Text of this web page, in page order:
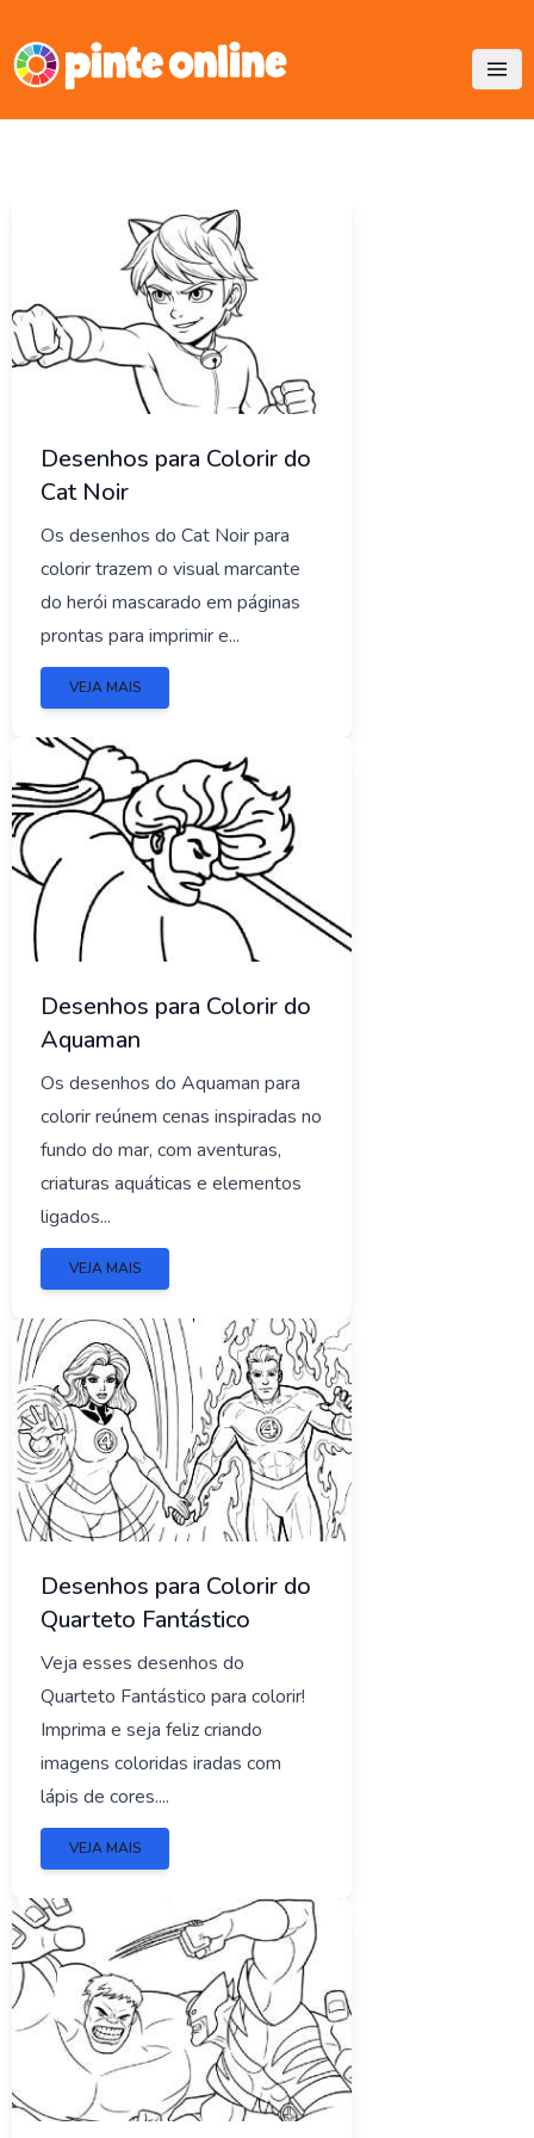
content
Desenhos para Colorir do
Cat Noir
Os desenhos do Cat Noir para
colorir trazem o visual marcante
do herói mascarado em páginas
prontas para imprimir e...
VEJA MAIS
Desenhos para Colorir do
Aquaman
Os desenhos do Aquaman para
colorir reúnem cenas inspiradas no
fundo do mar, com aventuras,
criaturas aquáticas e elementos
ligados...
VEJA MAIS
Desenhos para Colorir do
Quarteto Fantástico
Veja esses desenhos do
Quarteto Fantástico para colorir!
Imprima e seja feliz criando
imagens coloridas iradas com
lápis de cores....
VEJA MAIS